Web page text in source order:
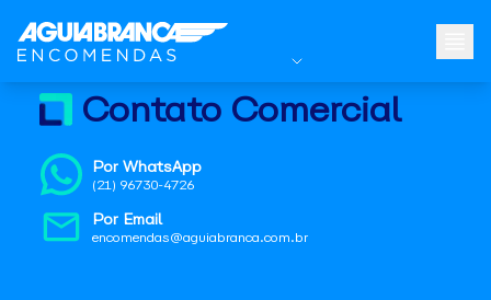
Contato Comercial
Por WhatsApp
(21) 96730-4726
Por Email
encomendas@aguiabranca.com.br